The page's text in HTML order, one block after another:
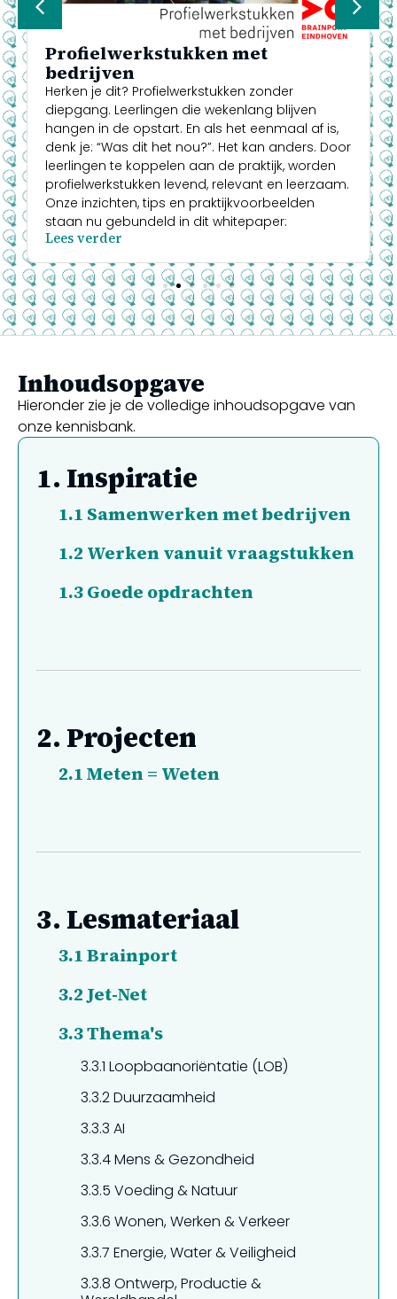
Profielwerkstukken met
bedrijven
Herken je dit? Profielwerkstukken zonder
diepgang. Leerlingen die wekenlang blijven
hangen in de opstart. En als het eenmaal af is,
denk je: “Was dit het nou?”. Het kan anders. Door
leerlingen te koppelen aan de praktijk, worden
profielwerkstukken levend, relevant en leerzaam.
Onze inzichten, tips en praktijkvoorbeelden
staan nu gebundeld in dit whitepaper:
Lees verder
Inhoudsopgave
Hieronder zie je de volledige inhoudsopgave van
onze kennisbank.
1. Inspiratie
1.1 Samenwerken met bedrijven
1.2 Werken vanuit vraagstukken
1.3Goede opdrachten
2. Projecten
2.1Meten = Weten
3. Lesmateriaal
3.1Brainport
3.2 Jet-Net
3.3Thema's
3.3.1 Loopbaanoriëntatie (LOB)
3.3.2Duurzaamheid
3.3.3 AI
3.3.4Mens & Gezondheid
3.3.5 Voeding & Natuur
3.3.6 Wonen, Werken & Verkeer
3.3.7 Energie, Water & Veiligheid
3.3.8 Ontwerp, Productie &